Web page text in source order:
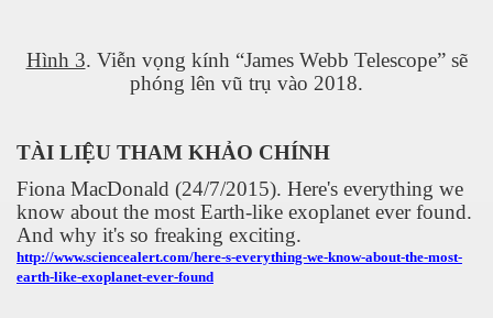
Hình 3. Viễn vọng kính “James Webb Telescope” sẽ
phóng lên vũ trụ vào 2018.
TÀI LIỆU THAM KHẢO CHÍNH
Fiona MacDonald (24/7/2015). Here's everything we
know about the most Earth-like exoplanet ever found.
And why it's so freaking exciting.
http://www.sciencealert.com/here-s-everything-we-know-about-the-most-
earth-like-exoplanet-ever-found